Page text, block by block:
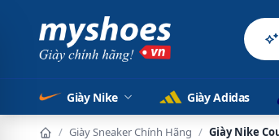
Giày Nike Giày Adidas
/ Giày Sneaker Chính Hãng / Giày Nike